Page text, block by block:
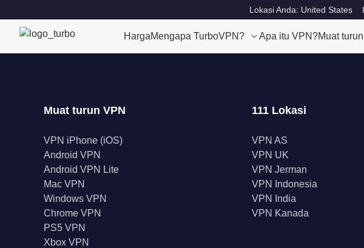
Lokasi Anda: United States
HargaMengapa TurboVPN? Apa itu VPN?Muat
Muat turun VPN
VPN iPhone (iOS)
Android VPN
Android VPN Lite
Mac VPN
Windows VPN
Chrome VPN
PS5 VPN
Xbox VPN
111 Lokasi
VPN AS
VPN UK
VPN Jerman
VPN Indonesia
VPN India
VPN Kanada